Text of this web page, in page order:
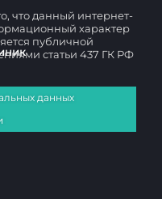
что данный интернет-
характер
публичной
статьи 437 ГК РФ
данных